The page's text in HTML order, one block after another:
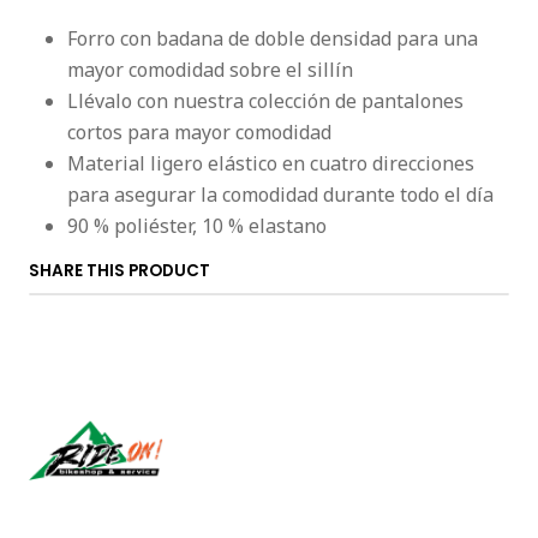
Forro con badana de doble densidad para una
mayor comodidad sobre el sillín
Llévalo con nuestra colección de pantalones
cortos para mayor comodidad
Material ligero elástico en cuatro direcciones
para asegurar la comodidad durante todo el día
90 % poliéster, 10 % elastano
SHARE THIS PRODUCT